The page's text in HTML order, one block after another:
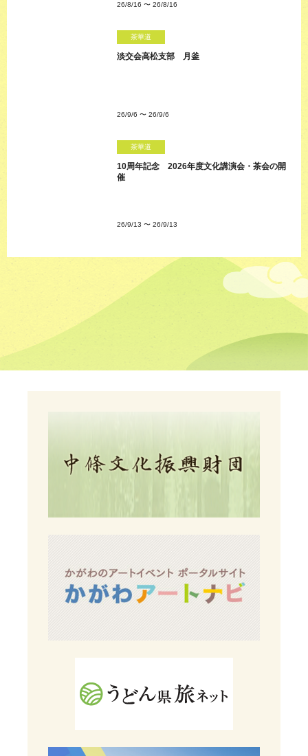
26/8/16 〜 26/8/16
茶華道
淡交会高松支部 月釜
26/9/6 〜 26/9/6
茶華道
10周年記念 2026年度文化講演会・茶会の開
催
26/9/13 〜 26/9/13